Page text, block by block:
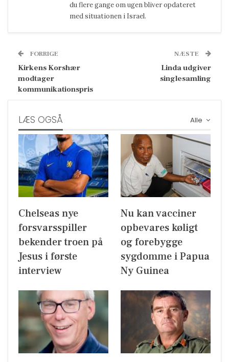
du flere gange om ugen bliver opdateret
med situationen i Israel.
FORRIGE
Kirkens Korshær
modtager
kommunikationspris
NÆSTE
Linda udgiver
singlesamling
Alle
LÆS OGSÅ
Chelseas nye
forsvarsspiller
bekender troen på
Jesus i første
interview
Nu kan vacciner
opbevares køligt
og forebygge
sygdomme i Papua
Ny Guinea